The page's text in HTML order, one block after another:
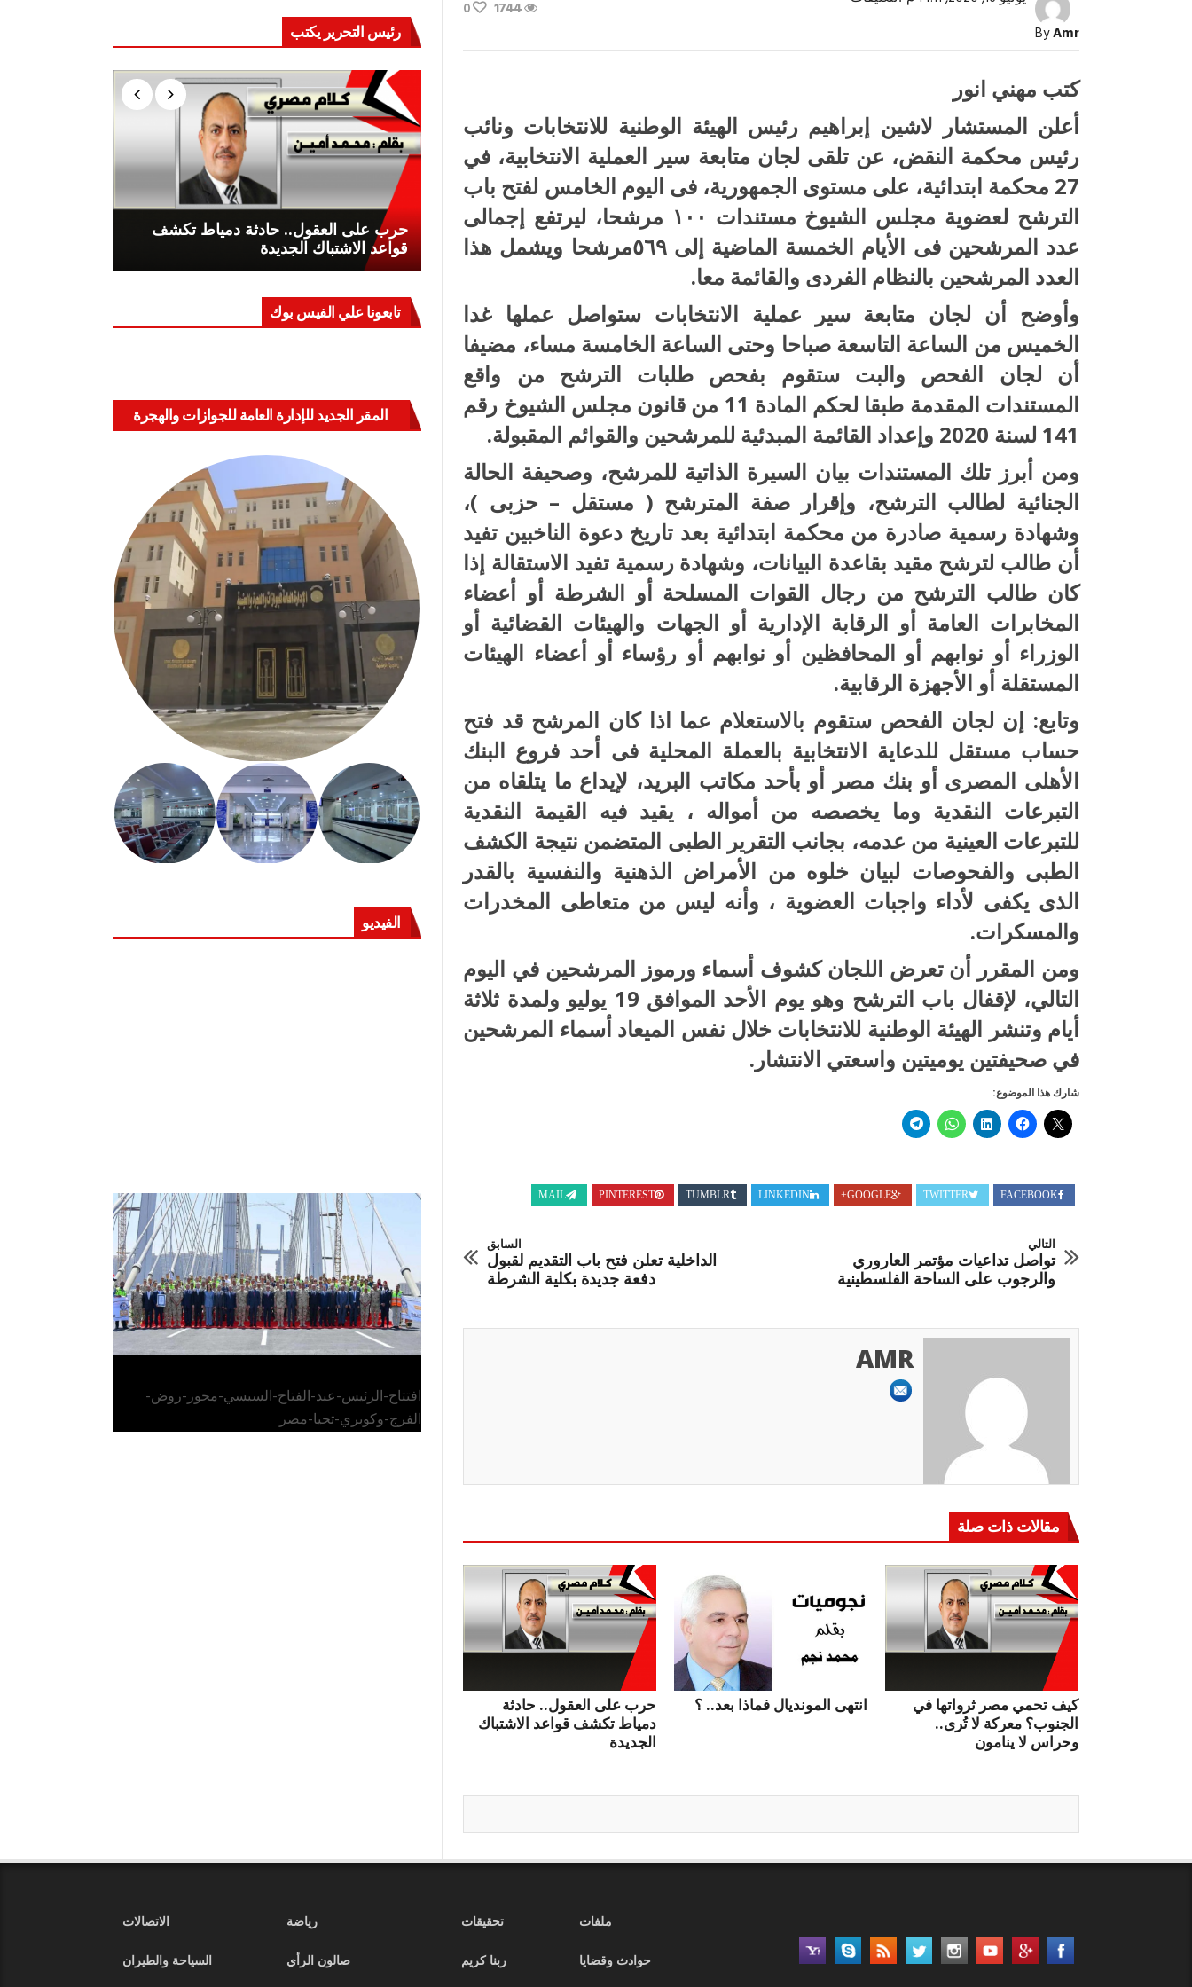
ByAmr
٥٦٩مرشحا
فى
أيام..والاحد
اعلان
القائمة
المبدئية
مغلقة
1744
0
كتب مهني انور
أعلن المستشار لاشين إبراهيم رئيس الهيئة الوطنية للانتخابات ونائب
رئيس محكمة النقض، عن تلقى لجان متابعة سير العملية الانتخابية، في
27 محكمة ابتدائية، على مستوى الجمهورية، فى اليوم الخامس لفتح باب
الترشح لعضوية مجلس الشيوخ مستندات ١٠٠ مرشحا، ليرتفع إجمالى
عدد المرشحين فى الأيام الخمسة الماضية إلى ٥٦٩مرشحا ويشمل هذا
العدد المرشحين بالنظام الفردى والقائمة معا.
وأوضح أن لجان متابعة سير عملية الانتخابات ستواصل عملها غدا
الخميس من الساعة التاسعة صباحا وحتى الساعة الخامسة مساء، مضيفا
أن لجان الفحص والبت ستقوم بفحص طلبات الترشح من واقع
المستندات المقدمة طبقا لحكم المادة 11 من قانون مجلس الشيوخ رقم
141 لسنة 2020 وإعداد القائمة المبدئية للمرشحين والقوائم المقبولة.
ومن أبرز تلك المستندات بيان السيرة الذاتية للمرشح، وصحيفة الحالة
الجنائية لطالب الترشح، وإقرار صفة المترشح ( مستقل – حزبى )،
وشهادة رسمية صادرة من محكمة ابتدائية بعد تاريخ دعوة الناخبين تفيد
أن طالب لترشح مقيد بقاعدة البيانات، وشهادة رسمية تفيد الاستقالة إذا
كان طالب الترشح من رجال القوات المسلحة أو الشرطة أو أعضاء
المخابرات العامة أو الرقابة الإدارية أو الجهات والهيئات القضائية أو
الوزراء أو نوابهم أو المحافظين أو نوابهم أو رؤساء أو أعضاء الهيئات
المستقلة أو الأجهزة الرقابية.
وتابع: إن لجان الفحص ستقوم بالاستعلام عما اذا كان المرشح قد فتح
حساب مستقل للدعاية الانتخابية بالعملة المحلية فى أحد فروع البنك
الأهلى المصرى أو بنك مصر أو بأحد مكاتب البريد، لإيداع ما يتلقاه من
التبرعات النقدية وما يخصصه من أمواله ، يقيد فيه القيمة النقدية
للتبرعات العينية من عدمه، بجانب التقرير الطبى المتضمن نتيجة الكشف
الطبى والفحوصات لبيان خلوه من الأمراض الذهنية والنفسية بالقدر
الذى يكفى لأداء واجبات العضوية ، وأنه ليس من متعاطى المخدرات
والمسكرات.
ومن المقرر أن تعرض اللجان كشوف أسماء ورموز المرشحين في اليوم
التالي، لإقفال باب الترشح وهو يوم الأحد الموافق 19 يوليو ولمدة ثلاثة
أيام وتنشر الهيئة الوطنية للانتخابات خلال نفس الميعاد أسماء المرشحين
في صحيفتين يوميتين واسعتي الانتشار.
شارك هذا الموضوع:
FACEBOOK
TWITTER
GOOGLE+
LINKEDIN
TUMBLR
PINTEREST
MAIL
السابق
الداخلية تعلن فتح باب التقديم لقبول
دفعة جديدة بكلية الشرطة
التالي
تواصل تداعيات مؤتمر العاروري
والرجوب على الساحة الفلسطينية
AMR
مقالات ذات صلة
حرب على العقول.. حادثة
دمياط تكشف قواعد الاشتباك
الجديدة
انتهى المونديال فماذا بعد.. ؟
كيف تحمي مصر ثرواتها في
الجنوب؟ معركة لا تُرى..
وحراس لا ينامون
رئيس التحرير يكتب
حرب على العقول.. حادثة دمياط تكشف
قواعد الاشتباك الجديدة
كيف تحمي مصر ثرواتها في الجنوب؟
معركة لا تُرى.. وحراس لا ينامون
جهاز مستقبل مصر نموذجا.. لماذا تُنشئ
الدول كيانات تنموية عملاقة؟
تابعونا علي الفيس بوك
المقر الجديد للإدارة العامة للجوازات والهجرة
الفيديو
الرئيس عبد الفتاح السيسي يفتتح محور روض
الفرج وكوبري تحيا مصر
افتتاح-الرئيس-عبد-الفتاح-السيسي-محور-روض-
الفرج-وكوبري-تحيا-مصر
رياضة
الاتصالات
صالون الرأي
السياحة والطيران
ملفات
تحقيقات
حوادث وقضايا
ربنا كريم